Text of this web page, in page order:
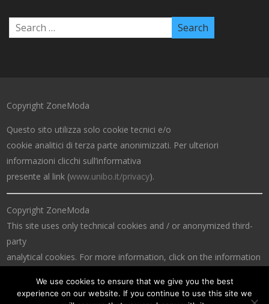
Copyright ZoneModa
Questo sito utilizza solo cookie tecnici e/o
cookie analitici di terza parte anonimizzati. Per ulteriori
informazioni clicchi sull’informativa
presente al link (www.unibo.it/privacy).
Copyright ZoneModa
This site uses only technical cookies and / or anonymized third-
party
analytical cookies. For more information, click on the information
We use cookies to ensure that we give you the best
experience on our website. If you continue to use this site we